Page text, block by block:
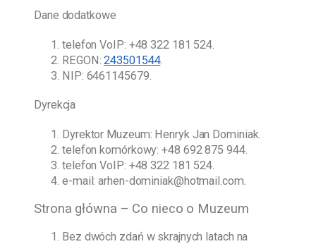
Dane dodatkowe
telefon VoIP: +48 322 181 524
REGON:243501544.
NIP: 6461145679.
Dyrekcja
Dyrektor Muzeum: Henryk Jan Dominiak.
telefon komórkowy:+48 692 875 944.
telefon VoIP: +48 322 181 524.
e-mail:arhen-dominiak@hotmail.com.
Strona główna – Co nieco o Muzeum
Bez dwóch zdań w skrajnych latach na